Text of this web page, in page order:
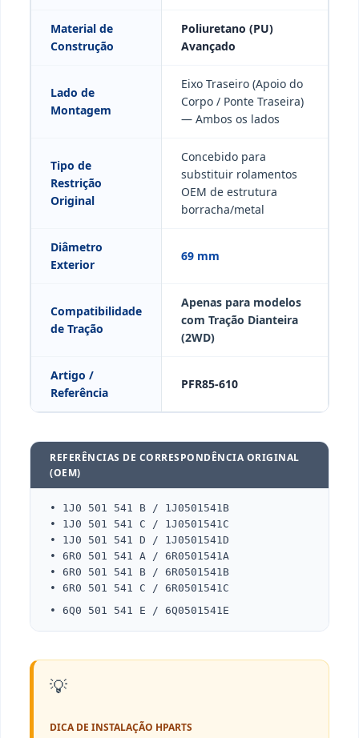
Material de
Construção
Poliuretano (PU)
Avançado
Lado de
Montagem
Eixo Traseiro (Apoio do
Corpo / Ponte Traseira)
— Ambos os lados
Tipo de
Restrição
Original
Concebido para
substituir rolamentos
OEM de estrutura
borracha/metal
Diâmetro
Exterior
69 mm
Compatibilidade
de Tração
Apenas para modelos
com Tração Dianteira
(2WD)
Artigo /
Referência
PFR85-610
REFERÊNCIAS DE CORRESPONDÊNCIA ORIGINAL
(OEM)
• 1J0 501 541 B / 1J0501541B
• 1J0 501 541 C / 1J0501541C
• 1J0 501 541 D / 1J0501541D
• 6R0 501 541 A / 6R0501541A
• 6R0 501 541 B / 6R0501541B
• 6R0 501 541 C / 6R0501541C
• 6Q0 501 541 E / 6Q0501541E
💡
DICA DE INSTALAÇÃO HPARTS